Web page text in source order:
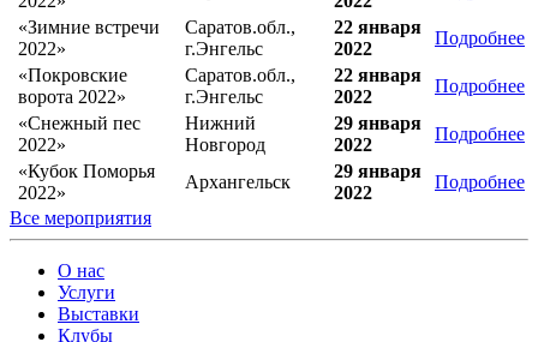
«Зимние встречи
2022»
Саратов.обл.,
г.Энгельс
22 января
2022
Подробнее
«Покровские
ворота 2022»
Саратов.обл.,
г.Энгельс
22 января
2022
Подробнее
«Снежный пес
2022»
Нижний
Новгород
29 января
2022
Подробнее
«Кубок Поморья
2022»
Архангельск
29 января
2022
Подробнее
Все мероприятия
О нас
Услуги
Выставки
Клубы